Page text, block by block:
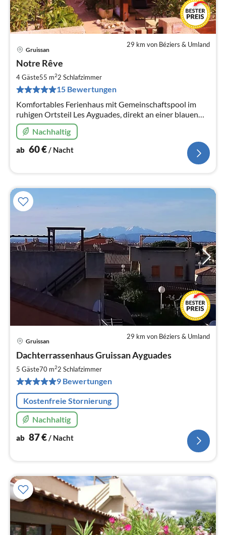
29 km von Béziers & Umland
Gruissan
Notre Rêve
4 Gäste55 m22 Schlafzimmer
15 Bewertungen
Komfortables Ferienhaus mit Gemeinschaftspool im
ruhigen Ortsteil Les Ayguades, direkt an einer blauen
Lagune, am Fuße des La Clape gelegen, 500m zum
traumhaften Strand.
Nachhaltig
ab 60€/ Nacht
29 km von Béziers & Umland
Gruissan
Dachterrassenhaus Gruissan Ayguades
5 Gäste70 m22 Schlafzimmer
9 Bewertungen
Kostenfreie Stornierung
Nachhaltig
ab 87€ / Nacht